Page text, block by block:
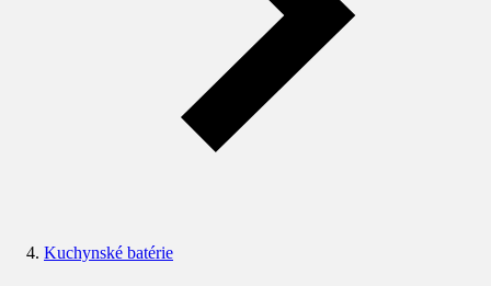
Kuchynské batérie